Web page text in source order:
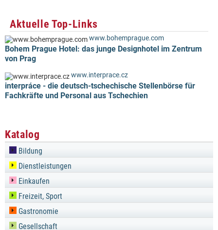
Aktuelle Top-Links
www.bohemprague.com
Bohem Prague Hotel: das junge Designhotel im Zentrum
von Prag
www.interprace.cz
interpráce - die deutsch-tschechische Stellenbörse für
Fachkräfte und Personal aus Tschechien
Katalog
Bildung
Dienstleistungen
Einkaufen
Freizeit, Sport
Gastronomie
Gesellschaft